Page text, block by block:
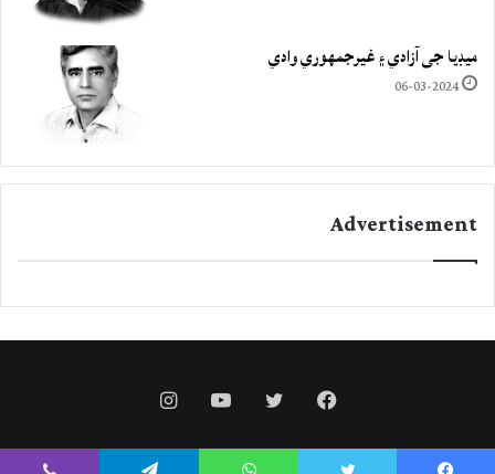
ميڊيا جي آزادي ۽ غيرجمھوري وادي
06-03-2024
Advertisement
Facebook
Twitter
YouTube